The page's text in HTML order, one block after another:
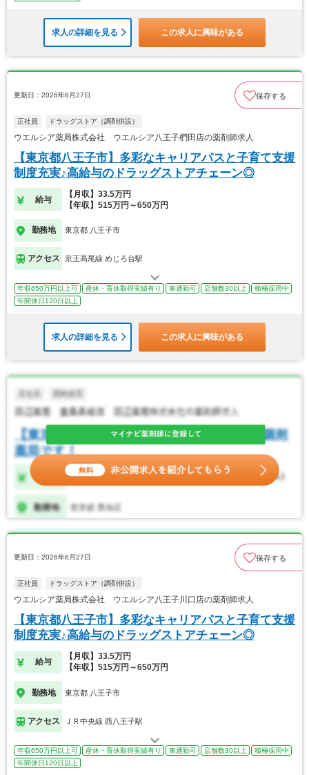
求人の詳細を見る この求人に興味がある
更新日：2026年6月27日 保存する
正社員 ドラッグストア（調剤併設）
ウエルシア薬局株式会社 ウエルシア八王子椚田店の薬剤師求人
【東京都八王子市】多彩なキャリアパスと子育て支援
制度充実♪高給与のドラッグストアチェーン◎
給与
【月収】33.5万円
【年収】515万円～650万円
勤務地 東京都 八王子市
アクセス 京王高尾線 めじろ台駅
年収650万円以上可 産休・育休取得実績有り 車通勤可 店舗数30以上
積極採用中
年間休日120日以上
求人の詳細を見る この求人に興味がある
更新日：2026年6月27日 保存する
正社員 ドラッグストア（調剤併設）
ウエルシア薬局株式会社 ウエルシア八王子川口店の薬剤師求人
【東京都八王子市】多彩なキャリアパスと子育て支援
制度充実♪高給与のドラッグストアチェーン◎
給与
【月収】33.5万円
【年収】515万円～650万円
勤務地 東京都 八王子市
アクセス ＪＲ中央線 西八王子駅
年収650万円以上可 産休・育休取得実績有り 車通勤可 店舗数30以上
積極採用中
年間休日120日以上